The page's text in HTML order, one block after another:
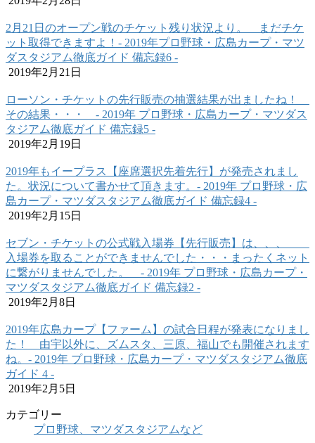
2月21日のオープン戦のチケット残り状況より。 まだチケ
ット取得できますよ！‐ 2019年プロ野球・広島カープ・マツ
ダスタジアム徹底ガイド 備忘録6 ‐
2019年2月21日
ローソン・チケットの先行販売の抽選結果が出ましたね！
その結果・・・ ‐ 2019年 プロ野球・広島カープ・マツダス
タジアム徹底ガイド 備忘録5 ‐
2019年2月19日
2019年もイープラス【座席選択先着先行】が発売されまし
た。状況について書かせて頂きます。‐ 2019年 プロ野球・広
島カープ・マツダスタジアム徹底ガイド 備忘録4 ‐
2019年2月15日
セブン・チケットの公式戦入場券【先行販売】は、、、
入場券を取ることができませんでした・・・まったくネット
に繋がりませんでした。 ‐ 2019年 プロ野球・広島カープ・
マツダスタジアム徹底ガイド 備忘録2 ‐
2019年2月8日
2019年広島カープ【ファーム】の試合日程が発表になりまし
た！ 由宇以外に、ズムスタ、三原、福山でも開催されます
ね。‐ 2019年 プロ野球・広島カープ・マツダスタジアム徹底
ガイド 4 ‐
2019年2月5日
カテゴリー
プロ野球、マツダスタジアムなど